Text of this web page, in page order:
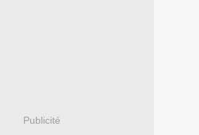
Publicité